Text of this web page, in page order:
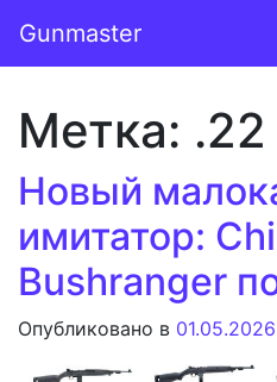
Основная
Gunmaster
Метка: .22
Новый
имитатор:
Bushranger
Опубликовано в 01.05.2026